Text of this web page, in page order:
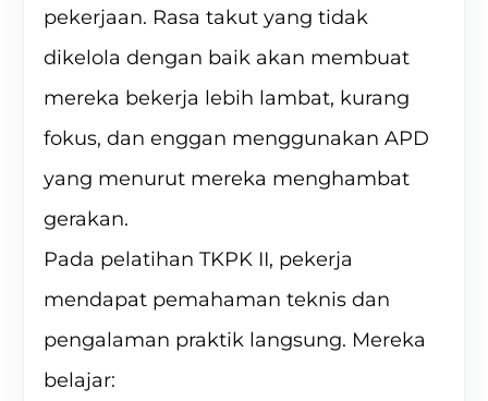
pekerjaan. Rasa takut yang tidak
dikelola dengan baik akan membuat
mereka bekerja lebih lambat, kurang
fokus, dan enggan menggunakan APD
yang menurut mereka menghambat
gerakan.
Pada pelatihan TKPK II, pekerja
mendapat pemahaman teknis dan
pengalaman praktik langsung. Mereka
belajar: